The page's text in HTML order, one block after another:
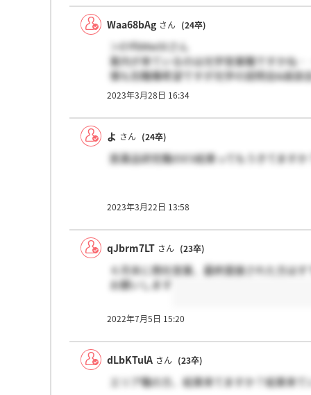
Waa68bAg さん (24卒)
＞EYf6MwStさん
案内が来ているのは光学営業職ですかね
僕も別職種希望ですが光学の説明会&座談
2023年3月28日 16:34
よ さん (24卒)
医薬品研究職のES結果ってもうきてますか
2023年3月22日 13:58
qJbrm7LT さん (23卒)
６月末に商社営業、最終面接された方は
お願いします
2022年7月5日 15:20
dLbKTulA さん (23卒)
エリア職の方、結果来てますか？結果来